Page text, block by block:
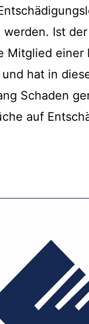
Ist
Mitglied einer
hat in
Schaden
auf